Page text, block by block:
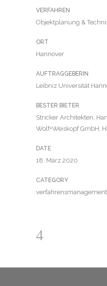
VERFAHREN
Objektplanung &
ORT
Hannover
AUFTRAGGEBERIN
Leibniz Universität
BESTER BIETER
Stricker Architekten,
Wolf+Weiskopf GmbH,
DATE
18. März 2020
CATEGORY
verfahrensmanagement